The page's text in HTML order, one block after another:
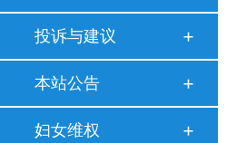
投诉与建议
本站公告
妇女维权